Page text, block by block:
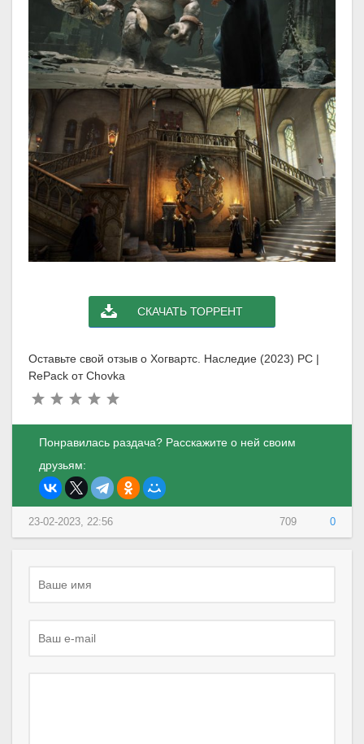
СКАЧАТЬ ТОРРЕНТ
Оставьте свой отзыв о Хогвартс. Наследие (2023) PC |
RePack от Chovka
Понравилась раздача? Расскажите о ней своим
друзьям:
709 0
23-02-2023, 22:56